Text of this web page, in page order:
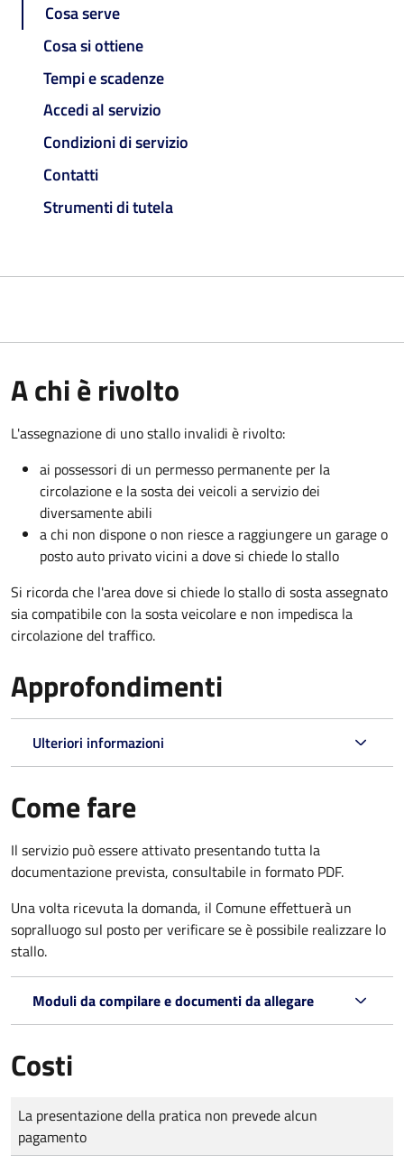
Cosa serve
Cosa si ottiene
Tempi e scadenze
Accedi al servizio
Condizioni di servizio
Contatti
Strumenti di tutela
A chi è rivolto
L'assegnazione di uno stallo invalidi è rivolto:
ai possessori di un permesso permanente per la
circolazione e la sosta dei veicoli a servizio dei
diversamente abili
a chi non dispone o non riesce a raggiungere un garage o
posto auto privato vicini a dove si chiede lo stallo
Si ricorda che l'area dove si chiede lo stallo di sosta assegnato
sia compatibile con la sosta veicolare e non impedisca la
circolazione del traffico.
Approfondimenti
Ulteriori informazioni
Come fare
Il servizio può essere attivato presentando tutta la
documentazione prevista, consultabile in formato PDF.
Una volta ricevuta la domanda, il Comune effettuerà un
sopralluogo sul posto per verificare se è possibile realizzare lo
stallo.
Moduli da compilare e documenti da allegare
Costi
Tipo di pagamento
Importo
La presentazione della pratica non prevede alcun
pagamento